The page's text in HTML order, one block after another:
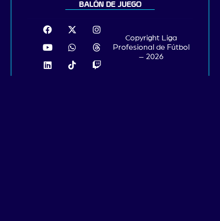
BALÓN DE JUEGO
Copyright Liga
Profesional de Fútbol
– 2026